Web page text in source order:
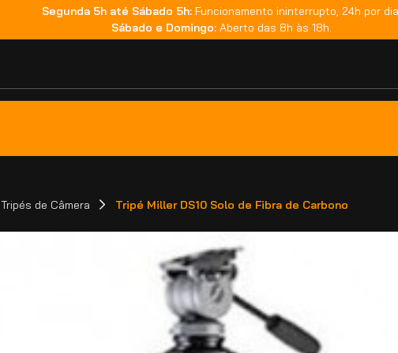
Segunda 5h até Sábado 5h: Funcionamento ininterrupto, 24h por
Sábado e Domingo: Aberto das 8h às 18h.
Tripés de Câmera Tripé Miller DS10 Solo de Fibra de Carbono